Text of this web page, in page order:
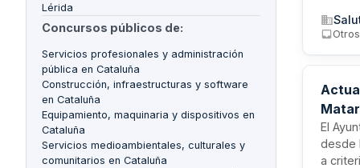
Lérida
Concursos públicos de:
Servicios profesionales y administración
pública en Cataluña
Construcción, infraestructuras y software
en Cataluña
Equipamiento, maquinaria y dispositivos en
Cataluña
Servicios medioambientales, culturales y
comunitarios en Cataluña
Otros
El
desde
a